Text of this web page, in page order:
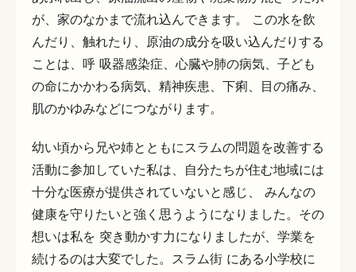
が、家のなかまで流れ込んできます。 この水を飲
んだり、触れたり、原油の成分を吸い込んだりする
ことは、呼 吸器感染症、心臓や肺の病気、子ども
の命にかかわる病気、精神疾患、下痢、目の痛み、
肌のかゆみなどにつながります。
幼い頃から兄や姉とともにスラムの問題を改善する
活動に参加していた私は、自分たちが住む地域には
十分な医療が提供されていないと感じ、 みんなの
健康を守りたいと強く思うようになりました。その
想いは私を 突き動かす力になりましたが、学業を
続けるのは大変でした。スラム街 にある小学校に